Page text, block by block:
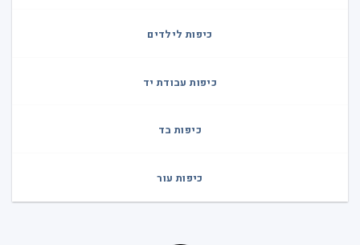
כיפות לילדים
כיפות עבודת יד
כיפות בד
כיפות עור